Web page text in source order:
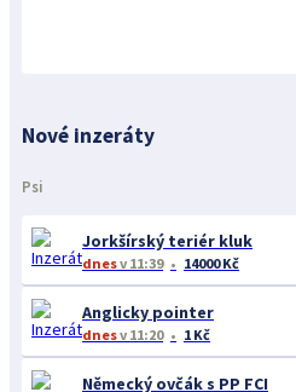
Nové inzeráty
Psi
Jorkšírský teriér kluk
dnesv 11:39 14000 Kč
Anglicky pointer
dnesv 11:20 1 Kč
Německý ovčák s PP FCI